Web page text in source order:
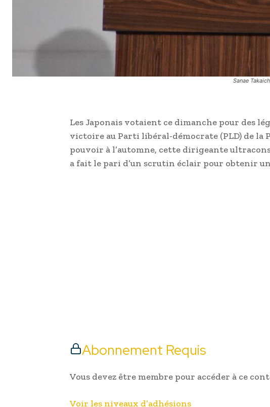
Sanae
Les Japonais votaient ce dimanche pour des
victoire au Parti libéral-démocrate (PLD) de
pouvoir à l’automne, cette dirigeante
a fait le pari d’un scrutin éclair pour obtenir
Abonnement Requis
Vous devez être membre pour accéder à ce
Voir les niveaux d’adhésions